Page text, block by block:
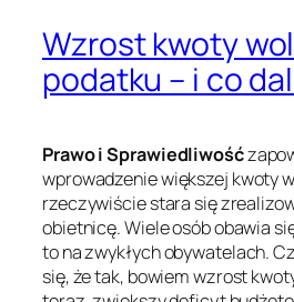
Wzrost kwoty
podatku – i co
Prawo i Sprawiedliwość
wprowadzenie większej kwoty
rzeczywiście stara się
obietnicę. Wiele osób obawia
to na zwykłych obywatelach.
się, że tak, bowiem wzrost